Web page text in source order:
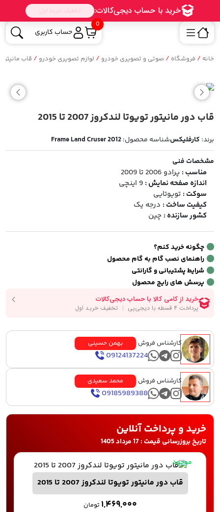
0
حساب کاربری
خانه / فروشگاه / صوتی و تصویری خودرو / لوازم تصویری خودرو / قاب
قاب دور مانیتور تویوتا لندکروز 2007 تا 2015
برند: کارفلیکسشناسه محصول:Frame Land Cruser 2012
مشخصات فنی
مناسب : پرادو 2006 تا 2009
اندازه صفحه نمایش : 9 اینچی
سوکت : تویوتایی
کیفیت ساخت : درجه یک
کشور سازنده : چین
چگونه خرید کنم؟
راهنمای نصب گام به گام محصول
شرایط پشتیبانی و گارانتی
پرسش های رایج محصول
کارشناس فروش: بهمن حسینی
09124137224
کارشناس فروش: محمد سعیدی
09185989388
خرید و پرداخت آنلاین
تاریخ بروزرسانی قیمت : 17 مرداد 1405
موجود
قاب دور مانیتور تویوتا لندکروز 2007 تا 2015
۱,۴۶۹,۰۰۰ تومان